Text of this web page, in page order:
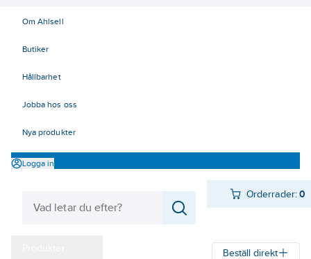
Om Ahlsell
Butiker
Hållbarhet
Jobba hos oss
Nya produkter
Logga in
Orderrader:0
Beställ direkt